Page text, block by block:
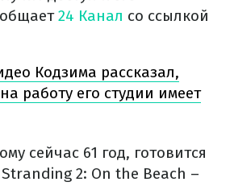
24 Канал со ссылкой
Кодзима рассказал,
работу его студии имеет
сейчас 61 год, готовится
2: On the Beach –